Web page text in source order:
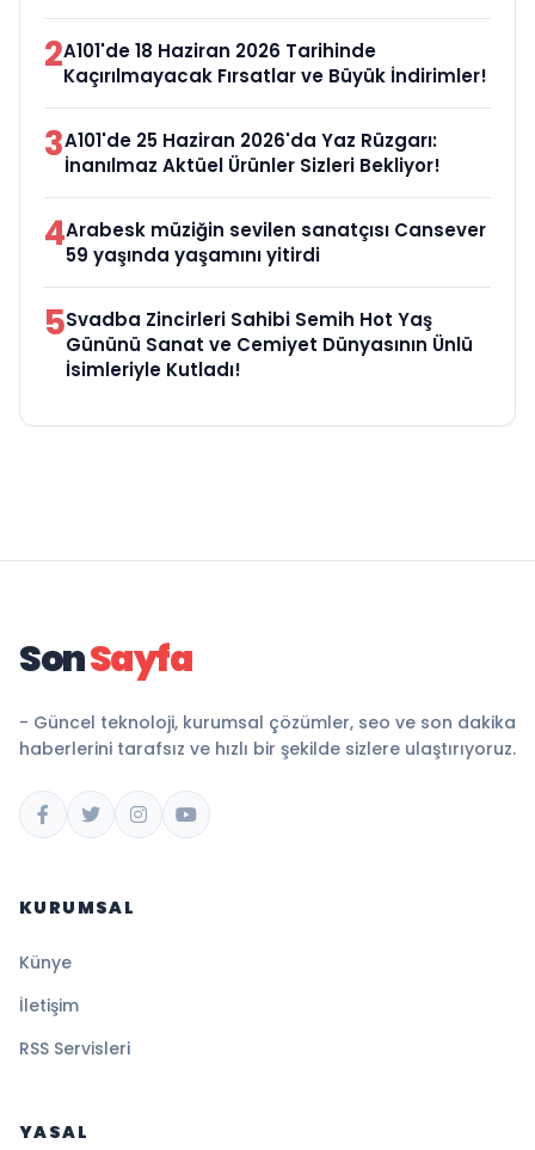
2A101'de 18 Haziran 2026 Tarihinde
Kaçırılmayacak Fırsatlar ve Büyük İndirimler!
3A101'de 25 Haziran 2026'da Yaz Rüzgarı:
İnanılmaz Aktüel Ürünler Sizleri Bekliyor!
4Arabesk müziğin sevilen sanatçısı Cansever
59 yaşında yaşamını yitirdi
5Svadba Zincirleri Sahibi Semih Hot Yaş
Gününü Sanat ve Cemiyet Dünyasının Ünlü
İsimleriyle Kutladı!
SonSayfa
- Güncel teknoloji, kurumsal çözümler, seo ve son dakika
haberlerini tarafsız ve hızlı bir şekilde sizlere ulaştırıyoruz.
KURUMSAL
Künye
İletişim
RSS Servisleri
YASAL